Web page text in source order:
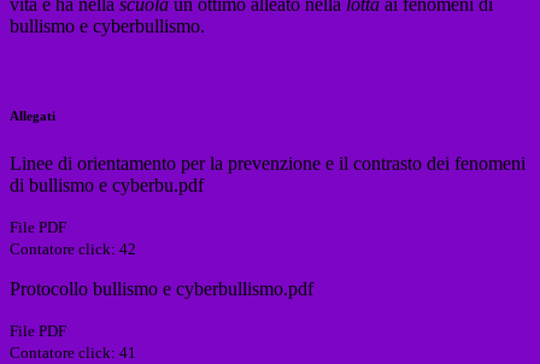
vita e ha nella scuola un ottimo alleato nella lotta ai fenomeni di
bullismo e cyberbullismo.
Allegati
Linee di orientamento per la prevenzione e il contrasto dei fenomeni
di bullismo e cyberbu.pdf
File PDF
Contatore click: 42
Protocollo bullismo e cyberbullismo.pdf
File PDF
Contatore click: 41